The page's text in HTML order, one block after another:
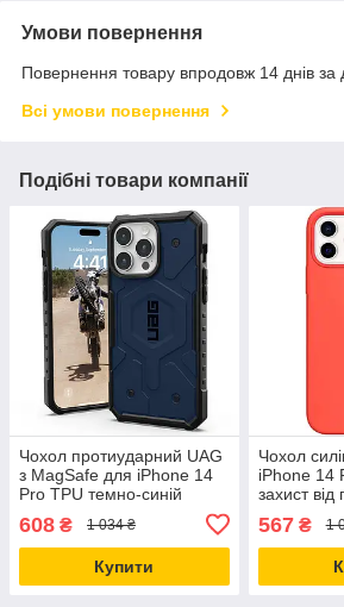
Умови повернення
Повернення товару впродовж 14 днів за
Всі умови повернення
Подібні товари компанії
Чохол протиударний UAG
з MagSafe для iPhone 14
Pro TPU темно-синій
захист від ударів і вологи
608 ₴ 1 034 ₴
Купити
Чохол
iPhone 14
захист від
на дотик
567₴ 1